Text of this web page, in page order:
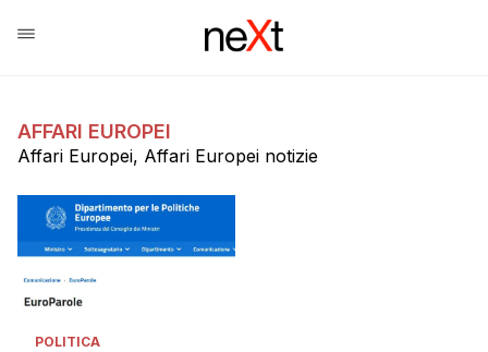
AFFARI EUROPEI
Affari Europei, Affari Europei notizie
POLITICA